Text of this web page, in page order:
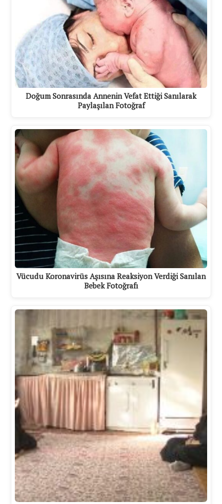
Doğum Sonrasında Annenin Vefat Ettiği Sanılarak
Paylaşılan Fotoğraf
Vücudu Koronavirüs Aşısına Reaksiyon Verdiği Sanılan
Bebek Fotoğrafı